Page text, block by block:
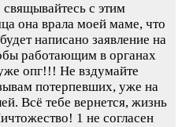
с этим
она врала моей маме, что
написано заявление на
работающим в органах
опг!!! Не вздумайте
потерпевших, уже на
Всё тебе вернется, жизнь
1 не согласен